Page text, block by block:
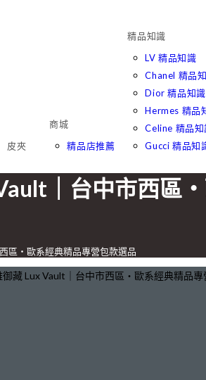
皮夾
商城
精品店推薦
精品知識
LV 精品知識
Chanel 精品
Dior 精品知識
Hermes 精品
Celine 精品知
Gucci 精品知
｜台中市西區
區・歐系經典精品專營包款選品